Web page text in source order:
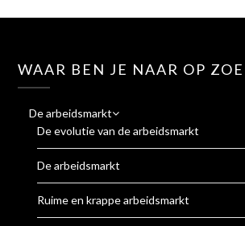
WAAR BEN JE NAAR OP
De arbeidsmarkt
De evolutie van de arbeidsmarkt
De arbeidsmarkt
Ruime en krappe arbeidsmarkt